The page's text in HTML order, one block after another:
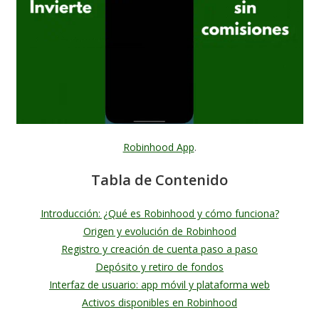
Robinhood App.
Tabla de Contenido
Introducción: ¿Qué es Robinhood y cómo funciona?
Origen y evolución de Robinhood
Registro y creación de cuenta paso a paso
Depósito y retiro de fondos
Interfaz de usuario: app móvil y plataforma web
Activos disponibles en Robinhood